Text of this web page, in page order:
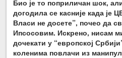
Био је то поприличан шок,
догодила се касније када је
Власи не досете”, почео да
Ипсосовим. Искрено, нисам
дочекати у “европској
коленима повлачи из